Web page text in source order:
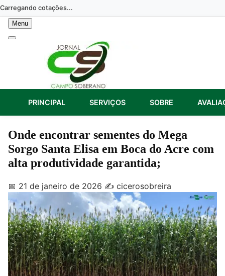
Skip
to
content
Carregando cotações...
Menu
PRINCIPAL SERVIÇOS SOBRE
Onde encontrar sementes do Mega
Sorgo Santa Elisa em Boca do Acre com
alta produtividade garantida;
📅 21 de janeiro de 2026 ✍️ cicerosobreira